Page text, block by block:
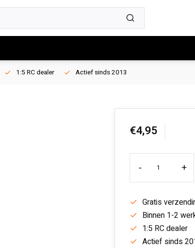
1:5 RC dealer Actief sinds 2013
€4,95
- +
Gratis
Binnen 1-2
1:5 RC dealer
Actief sinds